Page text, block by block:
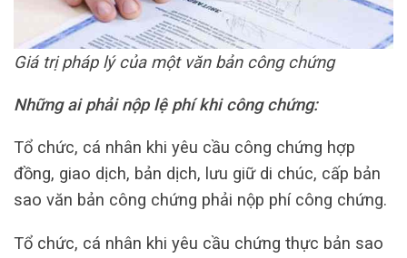
Giá trị pháp lý của một văn bản công chứng
Những ai phải nộp lệ phí khi công chứng:
Tổ chức, cá nhân khi yêu cầu công chứng hợp
đồng, giao dịch, bản dịch, lưu giữ di chúc, cấp bản
sao văn bản công chứng phải nộp phí công chứng.
Tổ chức, cá nhân khi yêu cầu chứng thực bản sao